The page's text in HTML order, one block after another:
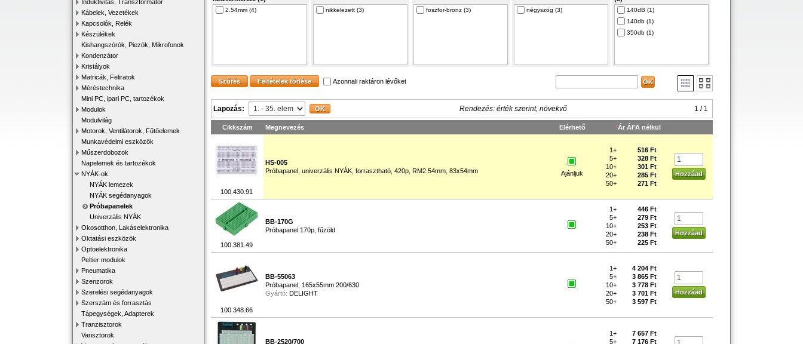
Induktivitás, Transzformátor
Kábelek, Vezetékek
Kapcsolók, Relék
Készülékek
Kishangszórók, Piezók, Mikrofonok
Kondenzátor
Kristályok
Matricák, Feliratok
Méréstechnika
Mini PC, ipari PC, tartozékok
Modulok
Modulvilág
Motorok, Ventilátorok, Fűtőelemek
Munkavédelmi eszközök
Műszerdobozok
Napelemek és tartozékok
NYÁK-ok
NYÁK lemezek
NYÁK segédanyagok
Próbapanelek
Univerzális NYÁK
Okosotthon, Lakáselektronika
Oktatási eszközök
Optoelektronika
Peltier modulok
Pneumatika
Szenzorok
Szerelési segédanyagok
Szerszám és forrasztás
Tápegységek, Adapterek
Tranzisztorok
Varisztorok
2.54mm (4) nikkelezett (3) foszfor-bronz (3) négyszög (3)
140dB (1)
140db (1)
350db (1)
Azonnali raktáron lévőket
Lapozás: Rendezés: érték szerint, növekvő 1 / 1
Cikkszám Megnevezés Elérhető *Ár ÁFA nélkül
100.430.91
HS-005
Próbapanel, univerzális NYÁK, forrasztható, 420p, RM2.54mm, 83x54mm
Ajánljuk
1+
516 Ft
5+
328 Ft
10+
301 Ft
20+
285 Ft
50+
271 Ft
100.381.49
BB-170G
Próbapanel 170p, fűzöld
1+
446 Ft
5+
279 Ft
10+
253 Ft
20+
238 Ft
50+
225 Ft
100.348.66
BB-55063
Próbapanel, 165x55mm 200/630
Gyártó: DELIGHT
1+
4 204 Ft
5+
3 865 Ft
10+
3 778 Ft
20+
3 701 Ft
50+
3 597 Ft
BB-2520/700
1+
7 657 Ft
5+
7 176 Ft